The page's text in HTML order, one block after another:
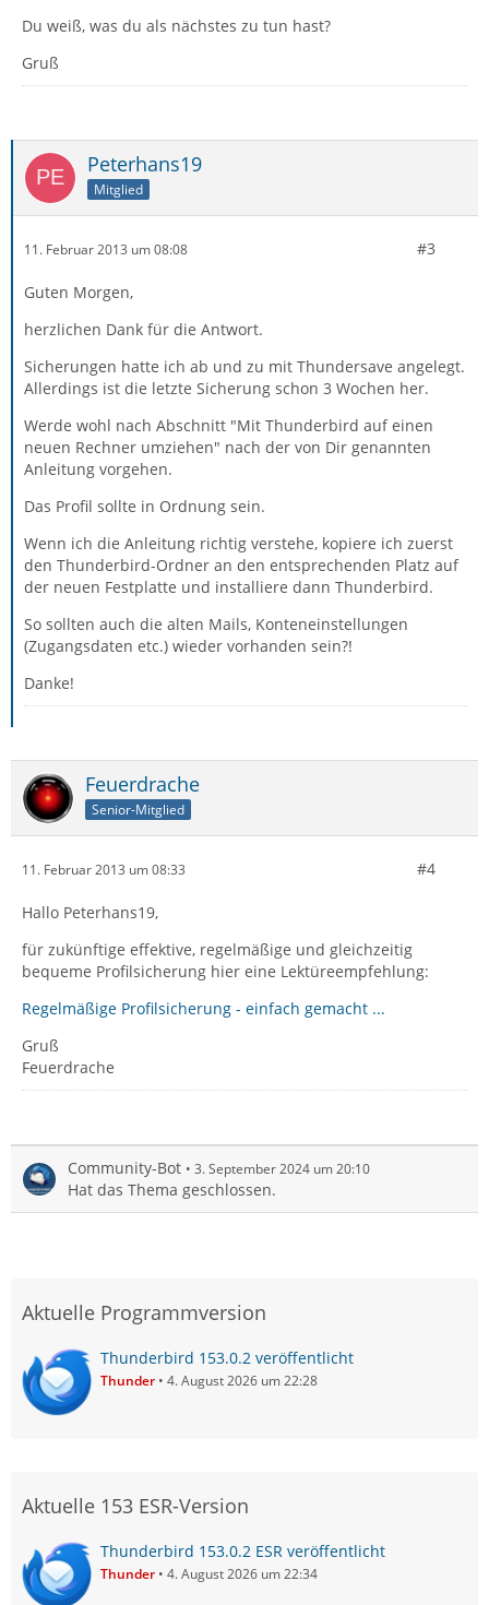
Du weiß, was du als nächstes zu tun hast?
Gruß
Peterhans19
Mitglied
11. Februar 2013 um 08:08 #3
Guten Morgen,
herzlichen Dank für die Antwort.
Sicherungen hatte ich ab und zu mit Thundersave angelegt.
Allerdings ist die letzte Sicherung schon 3 Wochen her.
Werde wohl nach Abschnitt "Mit Thunderbird auf einen
neuen Rechner umziehen" nach der von Dir genannten
Anleitung vorgehen.
Das Profil sollte in Ordnung sein.
Wenn ich die Anleitung richtig verstehe, kopiere ich zuerst
den Thunderbird-Ordner an den entsprechenden Platz auf
der neuen Festplatte und installiere dann Thunderbird.
So sollten auch die alten Mails, Konteneinstellungen
(Zugangsdaten etc.) wieder vorhanden sein?!
Danke!
Feuerdrache
Senior-Mitglied
11. Februar 2013 um 08:33 #4
Hallo Peterhans19,
für zukünftige effektive, regelmäßige und gleichzeitig
bequeme Profilsicherung hier eine Lektüreempfehlung:
Regelmäßige Profilsicherung - einfach gemacht ...
Gruß
Feuerdrache
Community-Bot 3. September 2024 um 20:10
Hat das Thema geschlossen.
Aktuelle Programmversion
Thunderbird 153.0.2 veröffentlicht
Thunder 4. August 2026 um 22:28
Aktuelle 153 ESR-Version
Thunderbird 153.0.2 ESR veröffentlicht
Thunder 4. August 2026 um 22:34